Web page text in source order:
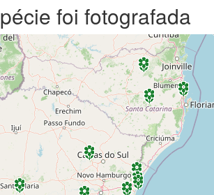
foi fotografada